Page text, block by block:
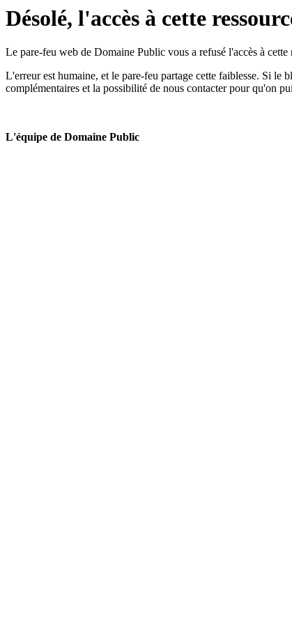
Désolé, l'accès à cette
Le pare-feu web de Domaine Public vous a refusé l'accès à
L'erreur est humaine, et le pare-feu partage cette faiblesse. Si le
complémentaires et la possibilité de nous contacter pour qu'on
L'équipe de Domaine Public